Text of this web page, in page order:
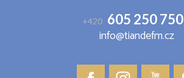
+420 605 250 750
info@tiandefm.cz